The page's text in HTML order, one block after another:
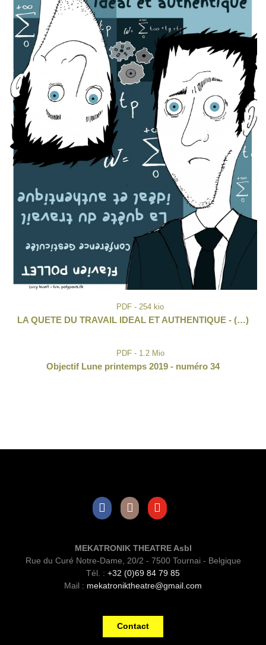
PDF - 254 kio
LA QUETE DU TRAVAIL IDEAL ET AUTHENTIQUE - (…)
PDF - 1.2 Mio
Objectif Lune printemps 2019 - numéro 34
MEKATRONIK THEATRE Asbl
Rue du Curé Notre-Dame, 20/2 - 7500 Tournai - Belgique
Tél. : +32 (0)69 84 79 85
Mail : mekatroniktheatre@gmail.com
Contact